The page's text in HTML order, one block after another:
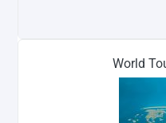
World